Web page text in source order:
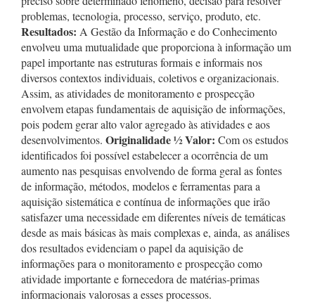
problemas, tecnologia, processo, serviço, produto, etc.
Resultados: A Gestão da Informação e do Conhecimento
envolveu uma mutualidade que proporciona à informação um
papel importante nas estruturas formais e informais nos
diversos contextos individuais, coletivos e organizacionais.
Assim, as atividades de monitoramento e prospecção
envolvem etapas fundamentais de aquisição de informações,
pois podem gerar alto valor agregado às atividades e aos
desenvolvimentos. Originalidade½Valor: Com os estudos
identificados foi possível estabelecer a ocorrência de um
aumento nas pesquisas envolvendo de forma geral as fontes
de informação, métodos, modelos e ferramentas para a
aquisição sistemática e contínua de informações que irão
satisfazer uma necessidade em diferentes níveis de temáticas
desde as mais básicas às mais complexas e, ainda, as análises
dos resultados evidenciam o papel da aquisição de
informações para o monitoramento e prospecção como
atividade importante e fornecedora de matérias-primas
informacionais valorosas a esses processos.